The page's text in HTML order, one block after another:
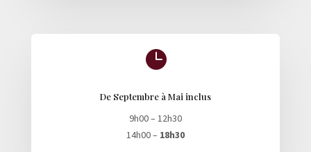

De Septembre à Mai inclus
9h00 – 12h30
14h00 – 18h30